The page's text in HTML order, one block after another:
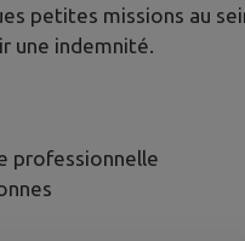
petites missions au
une indemnité.
professionnelle